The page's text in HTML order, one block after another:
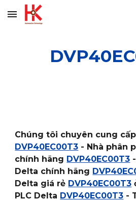
Skip to main content
Chúng tôi chuyên cung
DVP40EC00T3 - Nhà phân
chính hãng DVP40EC00T3
Delta chính hãng
Delta giá rẻ DVP40EC00T3
PLC Delta DVP40EC00T3 -